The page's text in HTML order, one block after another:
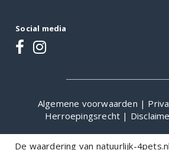
Social media
Algemene voorwaarden |
Herroepingsrecht |
De waardering van natuurlijk-